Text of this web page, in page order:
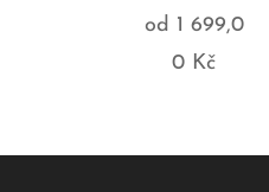
od 1 699,0
0 Kč